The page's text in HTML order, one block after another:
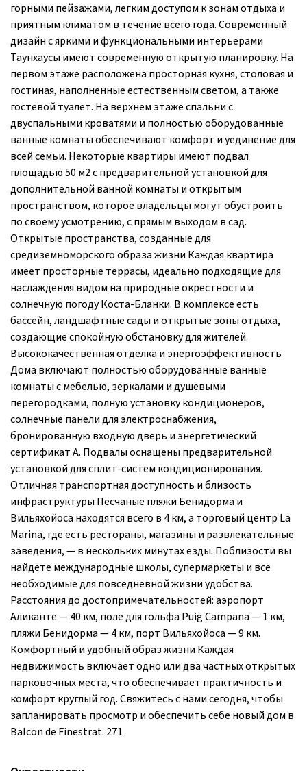
горными пейзажами, легким доступом к зонам отдыха и
приятным климатом в течение всего года. Современный
дизайн с яркими и функциональными интерьерами
Таунхаусы имеют современную открытую планировку. На
первом этаже расположена просторная кухня, столовая и
гостиная, наполненные естественным светом, а также
гостевой туалет. На верхнем этаже спальни с
двуспальными кроватями и полностью оборудованные
ванные комнаты обеспечивают комфорт и уединение для
всей семьи. Некоторые квартиры имеют подвал
площадью 50 м2 с предварительной установкой для
дополнительной ванной комнаты и открытым
пространством, которое владельцы могут обустроить
по своему усмотрению, с прямым выходом в сад.
Открытые пространства, созданные для
средиземноморского образа жизни Каждая квартира
имеет просторные террасы, идеально подходящие для
наслаждения видом на природные окрестности и
солнечную погоду Коста-Бланки. В комплексе есть
бассейн, ландшафтные сады и открытые зоны отдыха,
создающие спокойную обстановку для жителей.
Высококачественная отделка и энергоэффективность
Дома включают полностью оборудованные ванные
комнаты с мебелью, зеркалами и душевыми
перегородками, полную установку кондиционеров,
солнечные панели для электроснабжения,
бронированную входную дверь и энергетический
сертификат A. Подвалы оснащены предварительной
установкой для сплит-систем кондиционирования.
Отличная транспортная доступность и близость
инфраструктуры Песчаные пляжи Бенидорма и
Вильяхойоса находятся всего в 4 км, а торговый центр La
Marina, где есть рестораны, магазины и развлекательные
заведения, — в нескольких минутах езды. Поблизости вы
найдете международные школы, супермаркеты и все
необходимые для повседневной жизни удобства.
Расстояния до достопримечательностей: аэропорт
Аликанте — 40 км, поле для гольфа Puig Campana — 1 км,
пляжи Бенидорма — 4 км, порт Вильяхойоса — 9 км.
Комфортный и удобный образ жизни Каждая
недвижимость включает одно или два частных открытых
парковочных места, что обеспечивает практичность и
комфорт круглый год. Свяжитесь с нами сегодня, чтобы
запланировать просмотр и обеспечить себе новый дом в
Balcon de Finestrat. 271